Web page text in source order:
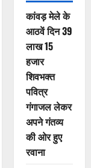
कांवड़ मेले के
आठवें दिन 39
लाख 15
हजार
शिवभक्त
पवित्र
गंगाजल लेकर
अपने गंतव्य
की ओर हुए
रवाना